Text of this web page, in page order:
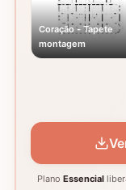
Coração - Tapete
montagem
Plano Essencial